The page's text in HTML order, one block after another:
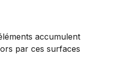
accumulent
par ces surfaces